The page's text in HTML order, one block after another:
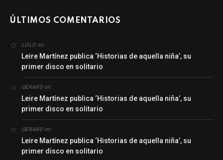
ÚLTIMOS COMENTARIOS
LOLO en
Leire Martínez publica ‘Historias de aquella niña’, su
primer disco en solitario
GERARDen
Leire Martínez publica ‘Historias de aquella niña’, su
primer disco en solitario
GERARDen
Leire Martínez publica ‘Historias de aquella niña’, su
primer disco en solitario